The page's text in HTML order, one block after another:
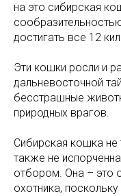
на это сибирская
достигать все 12
Эти кошки росли и
дальневосточной
бесстрашные
природных врагов.
Сибирская кошка не
также не
отбором. Она – это
охотника,